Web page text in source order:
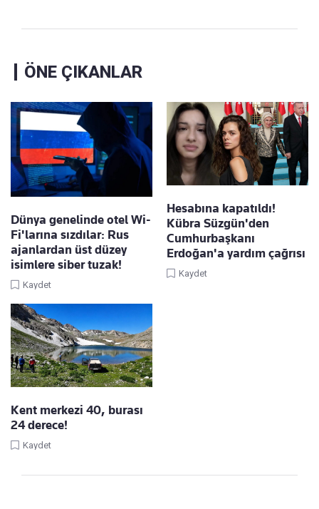
ÖNE ÇIKANLAR
Dünya genelinde otel Wi-
Fi'larına sızdılar: Rus
ajanlardan üst düzey
isimlere siber tuzak!
Kaydet
Hesabına kapatıldı!
Kübra Süzgün'den
Cumhurbaşkanı
Erdoğan'a yardım çağrısı
Kaydet
Kent merkezi 40, burası
24 derece!
Kaydet